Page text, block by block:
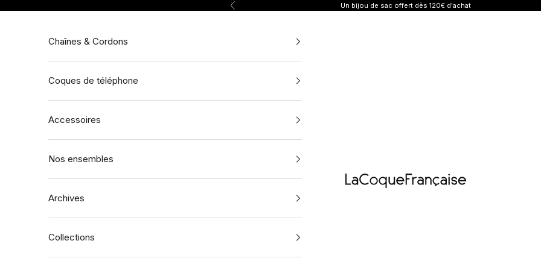
Précédent Un bijou de sac offert dès 120€ d'achat
Coques, Chaînes et Cordons de téléphone
Chaînes & Cordons
Coques de téléphone
Accessoires
Nos ensembles
Archives
Collections